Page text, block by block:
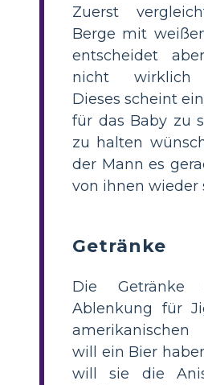
Zuerst
Berge mit
entscheidet
nicht wirklich
Dieses scheint
für das Baby zu
zu halten
der Mann es
von ihnen wieder
Getränke
Die Getränke
Ablenkung für
will ein Bier
will sie die